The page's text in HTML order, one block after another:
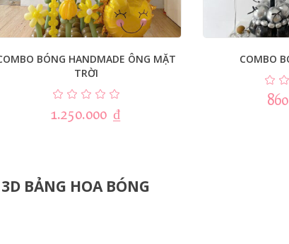
BÓNG HANDMADE ÔNG MẶT
TRỜI
1.250.000 ₫
COMBO
BẢNG HOA BÓNG